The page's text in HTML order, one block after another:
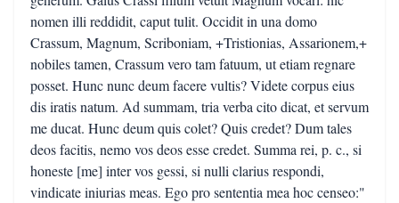
nomen illi reddidit, caput tulit. Occidit in una domo
Crassum, Magnum, Scriboniam, +Tristionias, Assarionem,+
nobiles tamen, Crassum vero tam fatuum, ut etiam regnare
posset. Hunc nunc deum facere vultis? Videte corpus eius
dis iratis natum. Ad summam, tria verba cito dicat, et servum
me ducat. Hunc deum quis colet? Quis credet? Dum tales
deos facitis, nemo vos deos esse credet. Summa rei, p. c., si
honeste [me] inter vos gessi, si nulli clarius respondi,
vindicate iniurias meas. Ego pro sententia mea hoc censeo:"